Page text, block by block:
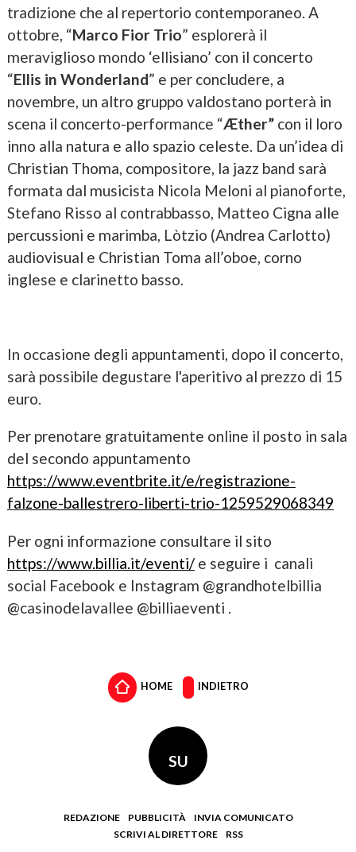
tradizione che al repertorio contemporaneo. A
ottobre, “Marco Fior Trio” esplorerà il
meraviglioso mondo ‘ellisiano’ con il concerto
“Ellis in Wonderland” e per concludere, a
novembre, un altro gruppo valdostano porterà in
scena il concerto-performance “Æther”con il loro
inno alla natura e allo spazio celeste. Da un’idea di
Christian Thoma, compositore, la jazz band sarà
formata dal musicista Nicola Meloni al pianoforte,
Stefano Risso al contrabbasso, Matteo Cigna alle
percussioni e marimba, Lòtzio (Andrea Carlotto)
audiovisual e Christian Toma all’oboe, corno
inglese e clarinetto basso.
In occasione degli appuntamenti, dopo il concerto,
sarà possibile degustare l'aperitivo al prezzo di 15
euro.
Per prenotare gratuitamente online il posto in sala
del secondo appuntamento
https://www.eventbrite.it/e/registrazione-
falzone-ballestrero-liberti-trio-1259529068349
Per ogni informazione consultare il sito
https://www.billia.it/eventi/e seguire i canali
social Facebook e Instagram @grandhotelbillia
@casinodelavallee @billiaeventi .
HOME INDIETRO
SU
REDAZIONE PUBBLICITÀ
INVIA COMUNICATO
SCRIVI AL DIRETTORE
RSS